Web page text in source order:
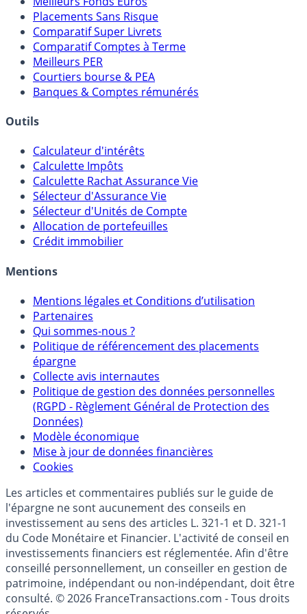
Meilleures Assurances-Vie
Meilleurs Fonds Euros
Placements Sans Risque
Comparatif Super Livrets
Comparatif Comptes à Terme
Meilleurs PER
Banques & Comptes rémunérés
Outils
Calculateur d'intérêts
Calculette Impôts
Calculette Rachat Assurance Vie
Sélecteur d'Assurance Vie
Sélecteur d'Unités de Compte
Crédit immobilier
Mentions
Mentions légales et Conditions d’utilisation
Partenaires
Qui sommes-nous ?
Politique de référencement des placements
épargne
Collecte avis internautes
Politique de gestion des données personnelles
(RGPD - Règlement Général de Protection des
Données)
Modèle économique
Cookies
Les articles et commentaires publiés sur le guide de
l'épargne ne sont aucunement des conseils en
investissement au sens des articles L. 321-1 et D. 321-1
du Code Monétaire et Financier. L'activité de conseil en
investissements financiers est réglementée. Afin d'être
conseillé personnellement, un conseiller en gestion de
patrimoine, indépendant ou non-indépendant, doit être